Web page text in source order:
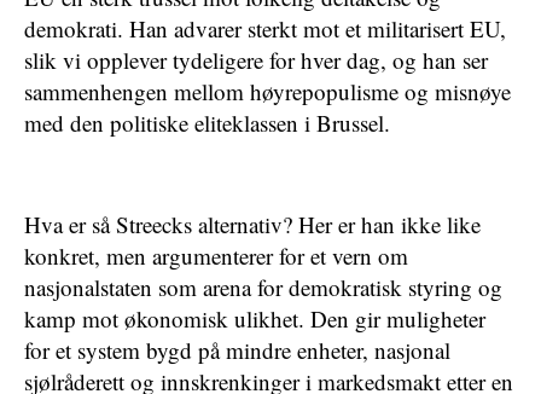
demokrati. Han advarer sterkt mot et militarisert EU,
slik vi opplever tydeligere for hver dag, og han ser
sammenhengen mellom høyrepopulisme og misnøye
med den politiske eliteklassen i Brussel.
Hva er så Streecks alternativ? Her er han ikke like
konkret, men argumenterer for et vern om
nasjonalstaten som arena for demokratisk styring og
kamp mot økonomisk ulikhet. Den gir muligheter
for et system bygd på mindre enheter, nasjonal
sjølråderett og innskrenkinger i markedsmakt etter en